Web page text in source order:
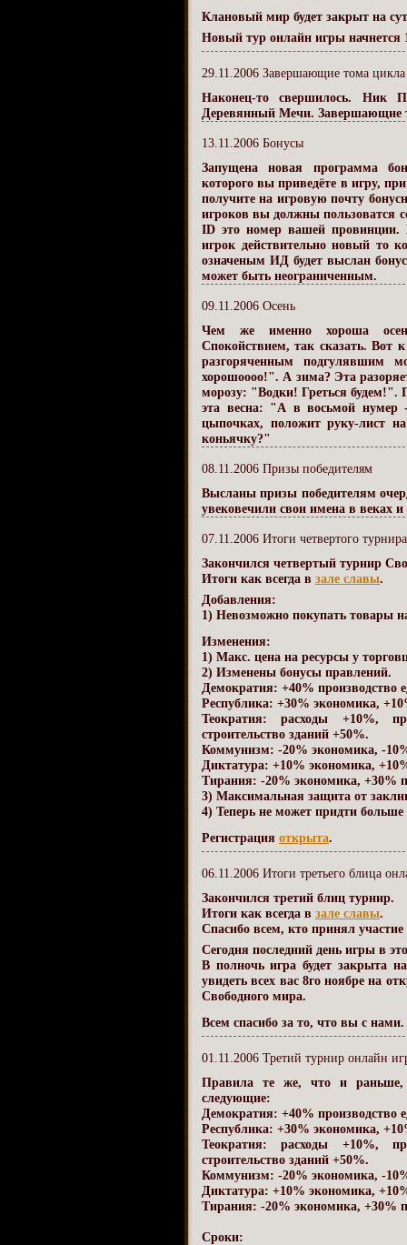
Клановый мир будет закрыт на
Новый тур онлайн игры начнется
29.11.2006 Завершающие тома
Наконец-то свершилось. Ник
Деревянный Мечи. Завершающие
13.11.2006 Бонусы
Запущена новая программа
которого вы приведёте в игру,
получите на игровую почту
игроков вы должны пользоватся
ID это номер вашей
игрок действительно новый то
означеным ИД будет выслан
может быть неограниченным.
09.11.2006 Осень
Чем же именно хороша
Спокойствием, так сказать. Вот
разгоряченным подгулявшим
хорошоооо!". А зима? Эта
морозу: "Водки! Греться будем!".
эта весна: "А в восьмой нумер
цыпочках, положит руку-лист
коньячку?"
08.11.2006 Призы победителям
Высланы призы победителям
увековечили свои имена в веках
07.11.2006 Итоги четвертого
Закончился четвертый турнир
Итоги как всегда в зале славы.
Добавления:
1) Невозможно покупать товары
Изменения:
1) Макс. цена на ресурсы у
2) Изменены бонусы правлений.
Демократия: +40% производство
Республика: +30% экономика,
Теократия: расходы +10%,
строительство зданий +50%.
Коммунизм: -20% экономика, -
Диктатура: +10% экономика,
Тирания: -20% экономика, +30%
3) Максимальная защита от
4) Теперь не может придти больше
Регистрация открыта.
06.11.2006 Итоги третьего блица
Закончился третий блиц турнир.
Итоги как всегда в зале славы.
Спасибо всем, кто принял участие
Сегодня последний день игры в
В полночь игра будет закрыта
увидеть всех вас 8го ноябре на
Свободного мира.
Всем спасибо за то, что вы с нами.
01.11.2006 Третий турнир онлайн
Правила те же, что и раньше,
следующие:
Демократия: +40% производство
Республика: +30% экономика,
Теократия: расходы +10%,
строительство зданий +50%.
Коммунизм: -20% экономика, -
Диктатура: +10% экономика,
Тирания: -20% экономика, +30%
Сроки: